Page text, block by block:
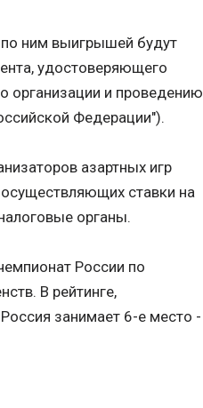
по ним выигрышей будут
удостоверяющего
организации и проведению
Федерации").
азартных игр
осуществляющих ставки на
органы.
России по
В рейтинге,
занимает 6-е место -